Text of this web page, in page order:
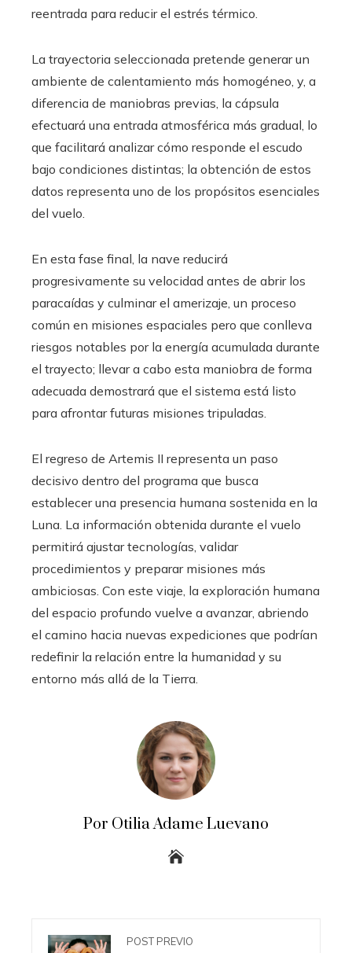
reentrada para reducir el estrés térmico.
La trayectoria seleccionada pretende generar un
ambiente de calentamiento más homogéneo, y, a
diferencia de maniobras previas, la cápsula
efectuará una entrada atmosférica más gradual, lo
que facilitará analizar cómo responde el escudo
bajo condiciones distintas; la obtención de estos
datos representa uno de los propósitos esenciales
del vuelo.
En esta fase final, la nave reducirá
progresivamente su velocidad antes de abrir los
paracaídas y culminar el amerizaje, un proceso
común en misiones espaciales pero que conlleva
riesgos notables por la energía acumulada durante
el trayecto; llevar a cabo esta maniobra de forma
adecuada demostrará que el sistema está listo
para afrontar futuras misiones tripuladas.
El regreso de Artemis II representa un paso
decisivo dentro del programa que busca
establecer una presencia humana sostenida en la
Luna. La información obtenida durante el vuelo
permitirá ajustar tecnologías, validar
procedimientos y preparar misiones más
ambiciosas. Con este viaje, la exploración humana
del espacio profundo vuelve a avanzar, abriendo
el camino hacia nuevas expediciones que podrían
redefinir la relación entre la humanidad y su
entorno más allá de la Tierra.
Por Otilia Adame Luevano
POST PREVIO